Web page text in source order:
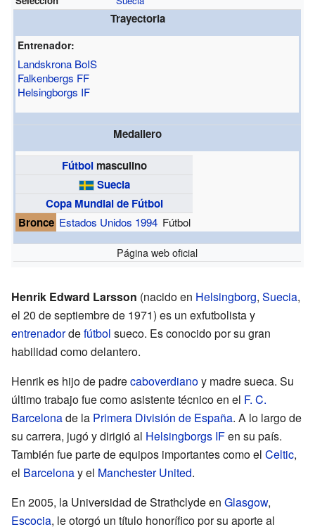
Trayectoria
Entrenador:
Landskrona BoIS
Falkenbergs FF
Helsingborgs IF
Medallero
Fútbolmasculino
Suecia
Copa Mundial de Fútbol
Bronce Estados Unidos 1994 Fútbol
Página web oficial
Henrik Edward Larsson (nacido en Helsingborg, Suecia,
el 20 de septiembre de 1971) es un exfutbolista y
entrenadordefútbol sueco. Es conocido por su gran
habilidad como delantero.
Henrik es hijo de padrecaboverdianoy madre sueca. Su
último trabajo fue como asistente técnico en el F. C.
Barcelonade la Primera División de España. A lo largo de
su carrera, jugó y dirigió al Helsingborgs IFen su país.
También fue parte de equipos importantes como el Celtic,
el Barcelonay el Manchester United.
En 2005, la Universidad de Strathclyde en Glasgow,
Escocia, le otorgó un título honorífico por su aporte al